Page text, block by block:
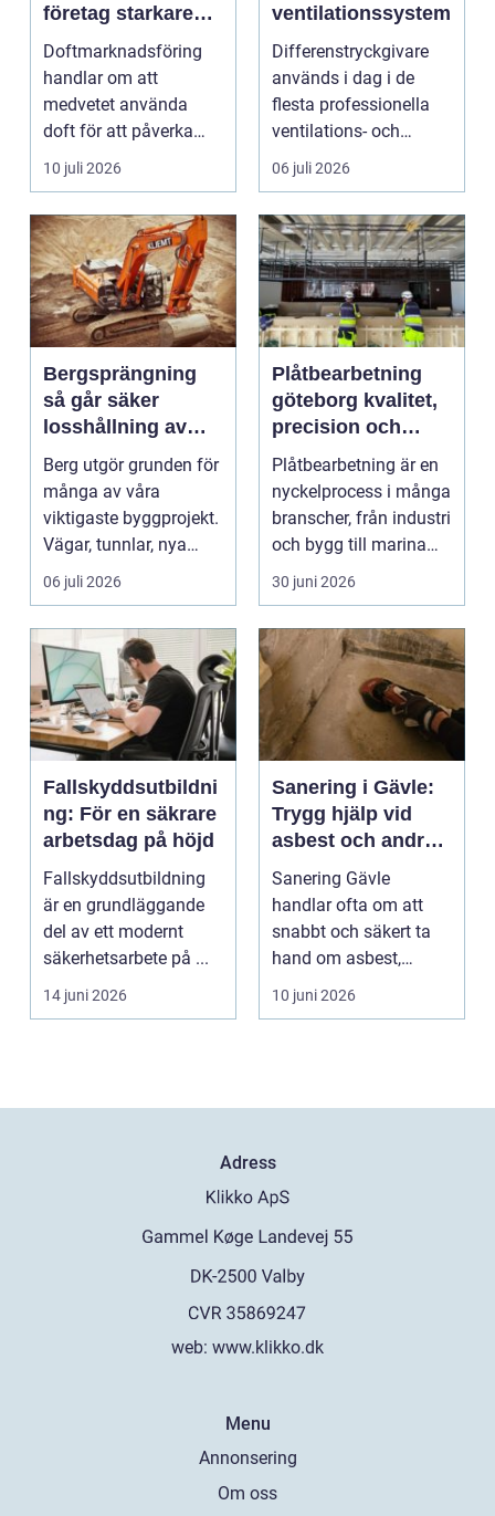
företag starkare
kundupplevelser
Doftmarknadsföring
handlar om att
medvetet använda
doft för att påverka
kä...
10 juli 2026
ventilationssystem
Differenstryckgivare
används i dag i de
flesta professionella
ventilations- och
klimatanlä...
06 juli 2026
Bergsprängning
så går säker
losshållning av
berg till i praktiken
Berg utgör grunden för
många av våra
viktigaste byggprojekt.
Vägar, tunnlar, nya
bostadsområden och
06 juli 2026
Plåtbearbetning
göteborg kvalitet,
precision och
smarta lösningar
Plåtbearbetning är en
nyckelprocess i många
branscher, från industri
och bygg till marina
miljöer oc...
30 juni 2026
Fallskyddsutbildni
ng: För en säkrare
arbetsdag på höjd
Fallskyddsutbildning
är en grundläggande
del av ett modernt
säkerhetsarbete på ...
14 juni 2026
Sanering i Gävle:
Trygg hjälp vid
asbest och andra
skador
Sanering Gävle
handlar ofta om att
snabbt och säkert ta
hand om asbest,
mögel, brand-...
10 juni 2026
Adress
web: www.klikko.dk
Menu
Annonsering
Om oss